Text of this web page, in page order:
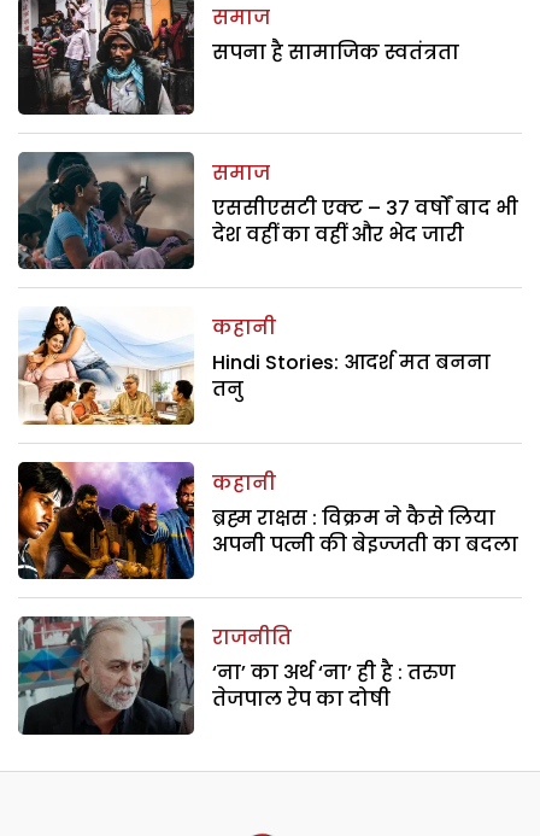
समाज
सपना है सामाजिक स्वतंत्रता
समाज
एससीएसटी एक्ट – 37 वर्षों बाद भी
देश वहीं का वहीं और भेद जारी
कहानी
Hindi Stories: आदर्श मत बनना
तनु
कहानी
ब्रह्म राक्षस : विक्रम ने कैसे लिया
अपनी पत्नी की बेइज्जती का बदला
राजनीति
‘ना’ का अर्थ ‘ना’ ही है : तरुण
तेजपाल रेप का दोषी